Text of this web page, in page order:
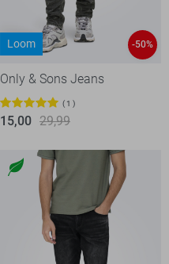
Loom -50%
Only & Sons Jeans
1
15,00 29,99